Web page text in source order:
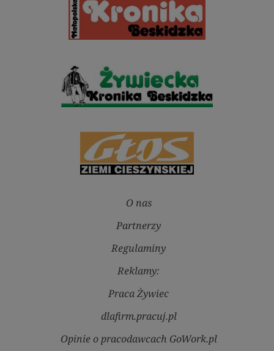
O nas
Partnerzy
Regulaminy
Reklamy:
Praca Żywiec
dlafirm.pracuj.pl
Opinie o pracodawcach GoWork.pl